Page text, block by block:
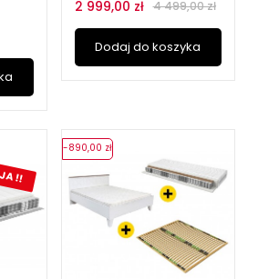
2 999,00 zł 4 499,00 zł
Dodaj do koszyka
!!
-890,00 zł